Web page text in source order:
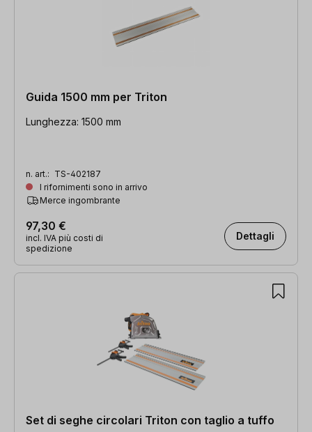
Guida 1500 mm per Triton
Lunghezza: 1500 mm
n. art.: TS-402187
I rifornimenti sono in arrivo
Merce ingombrante
97,30 €
incl. IVA più costi di
spedizione
Dettagli
Set di seghe circolari Triton con taglio a tuffo